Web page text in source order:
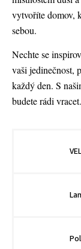
vytvoříte domov,
sebou.
Nechte se
vaši jedinečnost,
každý den. S
budete rádi vracet.